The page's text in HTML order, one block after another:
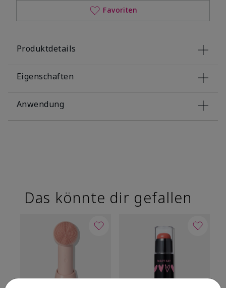
Favoriten
Produktdetails
Eigenschaften
Anwendung
Das könnte dir gefallen